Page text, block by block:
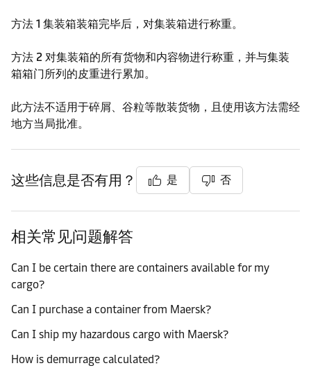
方法 1 集装箱装箱完毕后，对集装箱进行称重。
方法 2 对集装箱的所有货物和内容物进行称重，并与集装
箱箱门所列的皮重进行累加。
此方法不适用于碎屑、谷粒等散装货物，且使用该方法需经
地方当局批准。
这些信息是否有用？ 是 否
相关常见问题解答
Can I be certain there are containers available for my
cargo?
Can I purchase a container from Maersk?
Can I ship my hazardous cargo with Maersk?
How is demurrage calculated?